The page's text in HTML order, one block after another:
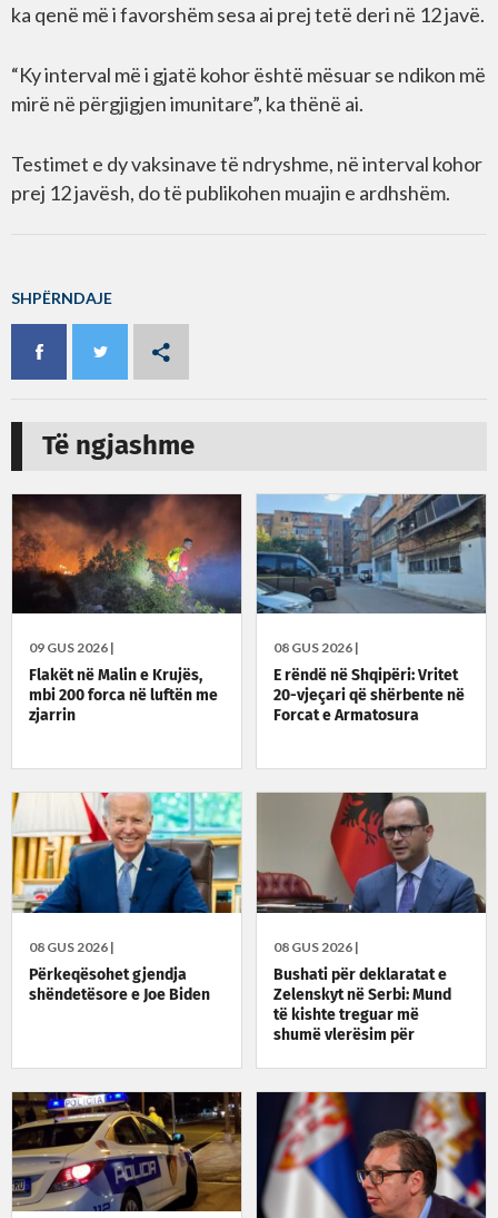
ka qenë më i favorshëm sesa ai prej tetë deri në 12 javë.
“Ky interval më i gjatë kohor është mësuar se ndikon më
mirë në përgjigjen imunitare”, ka thënë ai.
Testimet e dy vaksinave të ndryshme, në interval kohor
prej 12 javësh, do të publikohen muajin e ardhshëm.
SHPËRNDAJE
Të ngjashme
09 GUS 2026 |
Flakët në Malin e Krujës,
mbi 200 forca në luftën me
zjarrin
08 GUS 2026 |
E rëndë në Shqipëri: Vritet
20-vjeçari që shërbente në
Forcat e Armatosura
08 GUS 2026 |
Përkeqësohet gjendja
shëndetësore e Joe Biden
08 GUS 2026 |
Bushati për deklaratat e
Zelenskyt në Serbi: Mund
të kishte treguar më
shumë vlerësim për